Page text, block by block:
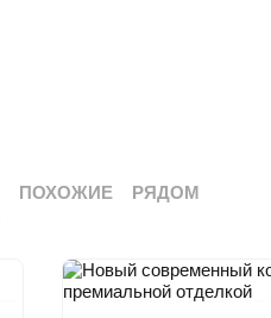
ПОХОЖИЕ РЯДОМ